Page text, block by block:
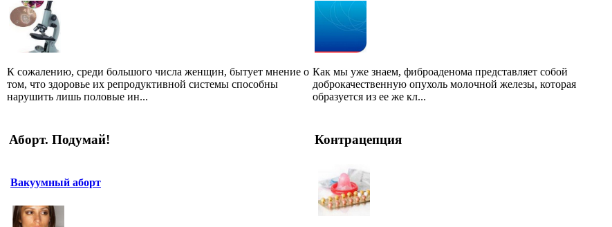
К сожалению, среди большого числа женщин, бытует мнение о
том, что здоровье их репродуктивной системы способны
нарушить лишь половые ин...
Как мы уже знаем, фиброаденома представляет собой
доброкачественную опухоль молочной железы, которая
образуется из ее же кл...
Аборт. Подумай!
Вакуумный аборт
Контрацепция